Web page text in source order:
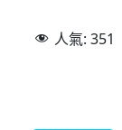
人氣: 351